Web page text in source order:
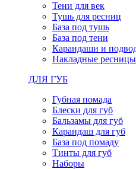
Тени для век
Тушь для ресниц
База под тушь
База под тени
Карандаши и
Накладные ресницы
ДЛЯ ГУБ
Губная помада
Блески для губ
Бальзамы для губ
Карандаш для губ
База под помаду
Тинты для губ
Наборы